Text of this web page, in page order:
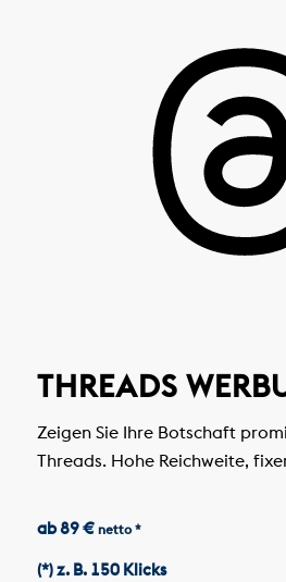
THREADS
Zeigen Sie Ihre Botschaft
Threads. Hohe Reichweite,
ab 89 € netto *
(*) z. B. 150 Klicks